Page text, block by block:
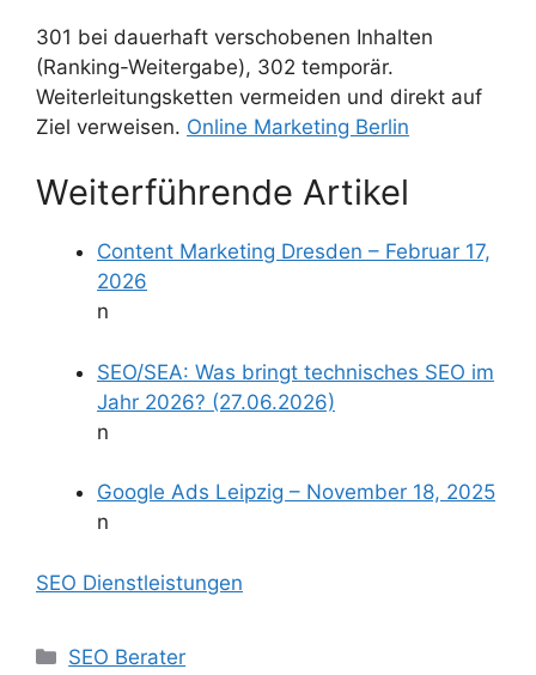
301 bei dauerhaft verschobenen Inhalten
(Ranking-Weitergabe), 302 temporär.
Weiterleitungsketten vermeiden und direkt auf
Ziel verweisen. Online Marketing Berlin
Weiterführende Artikel
Content Marketing Dresden – Februar 17,
2026
n
SEO/SEA: Was bringt technisches SEO im
Jahr 2026? (27.06.2026)
n
Google Ads Leipzig – November 18, 2025
n
SEO Dienstleistungen
Kategorien
SEO Berater